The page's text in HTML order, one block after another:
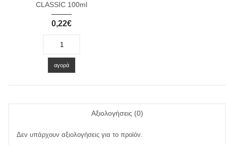
CLASSIC 100ml
0,22€
αγορά
Αξιολογήσεις (0)
Δεν υπάρχουν αξιολογήσεις για το προϊόν.